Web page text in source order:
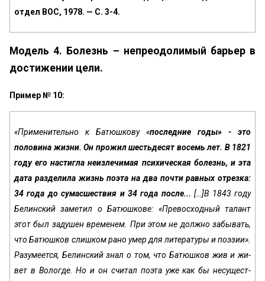
отдел ВОС, 1978. — С. 3-4.
Модель 4. Болезнь – непреодолимый барьер в
достижении цели.
Пример № 10:
«Применительно к Батюшкову «последние годы» - это
половина жизни. Он прожил шестьдесят восемь лет. В 1821
году его настигла неизлечимая психическая болезнь, и эта
дата разделила жизнь поэта на два почти равных отрезка:
34 года до сумасшествия и 34 года после...[…]В 1843 году
Белинский заметил о Батюшкове: «Превосход­ный талант
этот был задушен временем. При этом не должно забывать,
что Батюшков слишком рано умер для литературы и поэзии».
Разумеется, Белинский знал о том, что Батюшков жив и жи­
вет в Вологде. Но и он считал поэта уже как бы несущест­